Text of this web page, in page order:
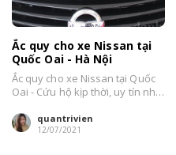
Ắc quy cho xe Nissan tại
Quốc Oai - Hà Nội
Ắc quy cho xe Nissan tại Quốc
Oai - Cứu hộ kịp thời, uy tín nhất
quantrivien
12/07/2021